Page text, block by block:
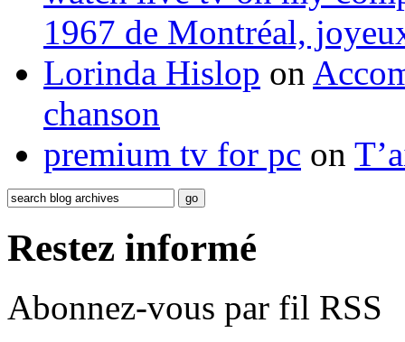
1967 de Montréal,
Lorinda Hislop on
chanson
premium tv for pc on
Restez informé
Abonnez-vous par fil RSS